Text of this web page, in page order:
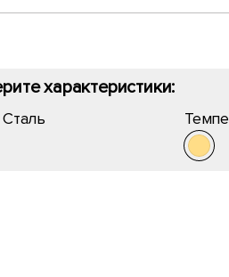
характеристики:
Сталь